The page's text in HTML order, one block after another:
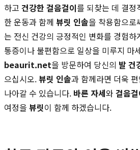
하고 건강한 걸음걸이를 되찾는 데 결정
한 운동과 함께 뷰릿 인솔을 착용함으로
는 전신 건강의 긍정적인 변화를 경험
통증이나 불편함으로 일상을 미루지 마
beaurit.net을 방문하여 당신의 발 건
으십시오.뷰릿 인솔과 함께라면 더욱
나아갈 수 있습니다. 바른 자세와 걸음
여정을 뷰릿이 함께 하겠습니다.